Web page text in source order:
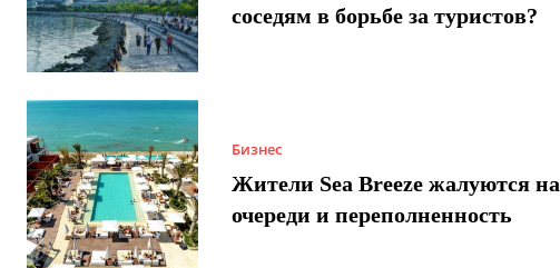
соседям в борьбе за туристов?
Бизнес
Жители Sea Breeze жалуются на
очереди и переполненность